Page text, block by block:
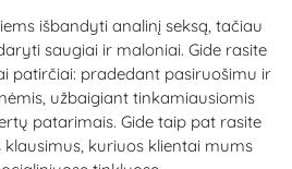
išbandyti analinį seksą, tačiau
saugiai ir maloniai. Gide rasite
patirčiai: pradedant pasiruošimu ir
užbaigiant tinkamiausiomis
patarimais. Gide taip pat rasite
kuriuos klientai mums